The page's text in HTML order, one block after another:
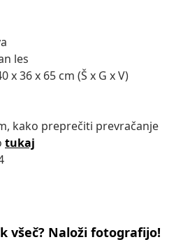
les
x 36 x 65 cm (Š x G x V)
kako preprečiti prevračanje
tukaj
všeč? Naloži fotografijo!